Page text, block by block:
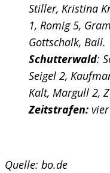
Stiller, Kristina
1, Romig 5,
Gottschalk, Ball.
Schutterwald:
Seigel 2,
Kalt, Margull 2,
Zeitstrafen:
Quelle: bo.de